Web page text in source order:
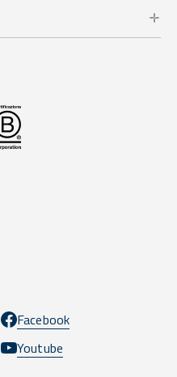
Facebook
Youtube